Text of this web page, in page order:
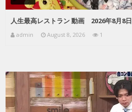
人生最高レストラン 動画 2026年8月8日
admin August 8, 2026 1